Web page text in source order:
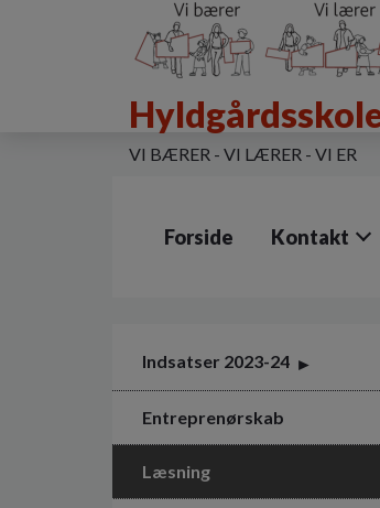
VI BÆRER - VI LÆRER - VI ER
Forside Kontakt
Indsatser 2023-24
Entreprenørskab
Læsning